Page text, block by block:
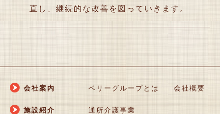
直し、継続的な改善を図っていきます。
会社案内 ベリーグループとは 会社概要
施設紹介 通所介護事業